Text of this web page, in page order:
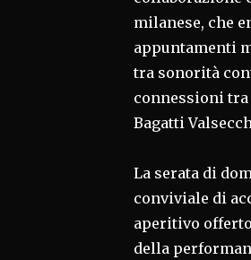
milanese, che
appuntamenti
tra sonorità
connessioni tra
Bagatti
La serata di
conviviale di
aperitivo
della